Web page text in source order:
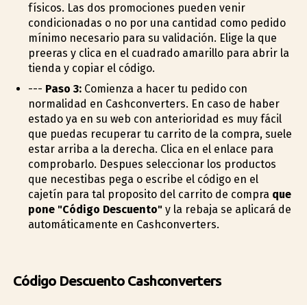
físicos. Las dos promociones pueden venir
condicionadas o no por una cantidad como pedido
mínimo necesario para su validación. Elige la que
prefieras y clica en el cuadrado amarillo para abrir la
tienda y copiar el código.
--- Paso 3:Comienza a hacer tu pedido con
normalidad en Cashconverters. En caso de haber
estado ya en su web con anterioridad es muy fácil
que puedas recuperar tu carrito de la compra, suele
estar arriba a la derecha. Clica en el enlace para
comprobarlo. Despues seleccionar los productos
que necestibas pega o escribe el código en el
cajetín para tal proposito del carrito de compra que
pone "Código Descuento"y la rebaja se aplicará de
automáticamente en Cashconverters.
Código Descuento Cashconverters